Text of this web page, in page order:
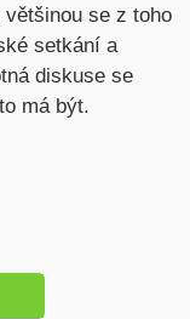
se z toho
setkání a
diskuse se
má být.